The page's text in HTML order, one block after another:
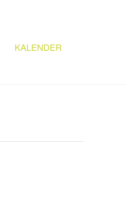
KALENDER